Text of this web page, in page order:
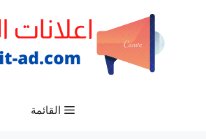
القائمة